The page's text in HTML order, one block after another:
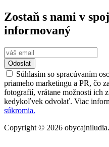
Zostaň s nami v
informovaný
Odoslať
Súhlasím so spracúvaním
priameho marketingu a PR, čo
fotografií, vrátane možnosti ich
kedykoľvek odvolať. Viac
súkromia.
Copyright © 2026